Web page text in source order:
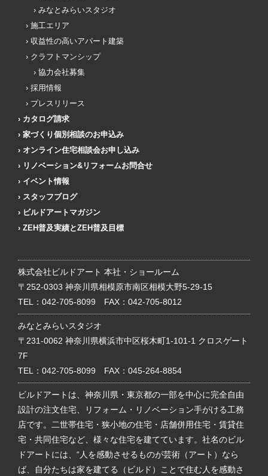
みなとみらいスタジオ
施工エリア
収益性の高いアパート建築
クラフトマンシップ
協力会社募集
採用情報
プレスリリース
カタログ請求
家づくり個別相談のお申込み
オンライン住宅相談会お申し込み
リノベーション&リフォームお問合せ
イベント情報
スタッフブログ
ビルドアートマガジン
ZEH普及実績とZEH普及目標
株式会社ビルドアート 本社・ショールーム
〒252-0303 神奈川県相模原市南区相模大野5-29-15
TEL： 042-705-8099 FAX：042-705-8012
みなとみらいスタジオ
〒231-0062 神奈川県横浜市中区桜木町1-101-1 クロスゲート
7F
TEL： 042-705-8099 FAX：045-264-8854
ビルドアートは、神奈川県・東京都の一部を中心に完全自由
設計の注文住宅、リフォーム・リノベーション手がける工務
店です。二世帯住宅・狭小地の住宅・店舗併用住宅・賃貸住
宅・共同住宅など、様々な住宅を建てています。社名のビル
ドアートには、“人を感動させるものが芸術（アート）なら
ば、自分たちは家を建てる（ビルド）ことで住む人を感動さ